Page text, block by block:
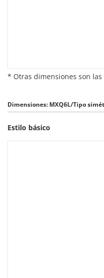
* Otras dimensiones son
Dimensiones: MXQ6L/Tipo
Estilo básico